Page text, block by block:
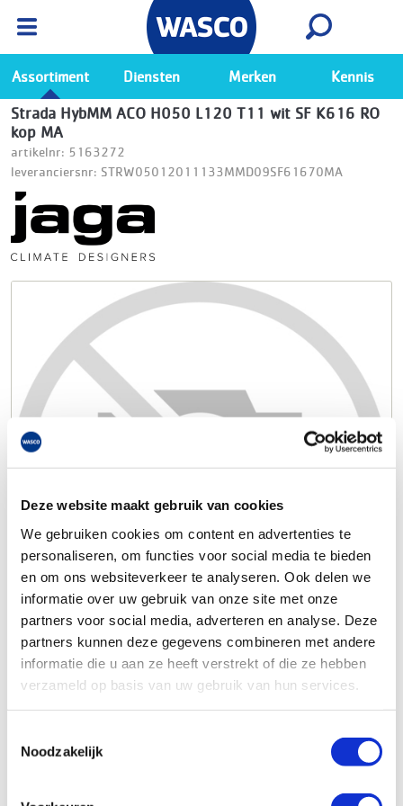
Deze website maakt gebruik van cookies
We gebruiken cookies om content en advertenties te
personaliseren, om functies voor social media te bieden
en om ons websiteverkeer te analyseren. Ook delen we
informatie over uw gebruik van onze site met onze
partners voor social media, adverteren en analyse. Deze
partners kunnen deze gegevens combineren met andere
informatie die u aan ze heeft verstrekt of die ze hebben
verzameld op basis van uw gebruik van hun services.
Noodzakelijk
Ga naar de Wasco app
Bekijk
Assortiment Diensten Merken Kennis
Strada HybMM ACO H050 L120 T11 wit SF K616 RO
kop MA
artikelnr: 5163272
leveranciersnr: STRW05012011133MMD09SF61670MA